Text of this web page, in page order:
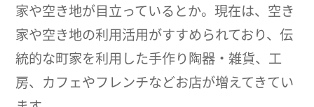
家や空き地が目立っているとか。現在は、空き
家や空き地の利用活用がすすめられており、伝
統的な町家を利用した手作り陶器・雑貨、工
房、カフェやフレンチなどお店が増えてきてい